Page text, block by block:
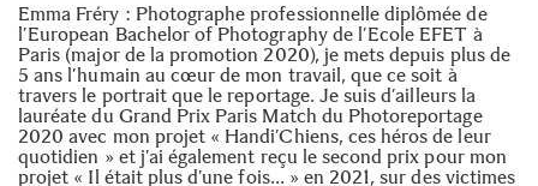
Emma Fréry : Photographe professionnelle diplômée de
l’European Bachelor of Photography de l’Ecole EFET à
Paris (major de la promotion 2020), je mets depuis plus de
5 ans l’humain au cœur de mon travail, que ce soit à
travers le portrait que le reportage. Je suis d’ailleurs la
lauréate du Grand Prix Paris Match du Photoreportage
2020 avec mon projet « Handi’Chiens, ces héros de leur
quotidien » et j’ai également reçu le second prix pour mon
projet « Il était plus d’une fois… » en 2021, sur des victimes